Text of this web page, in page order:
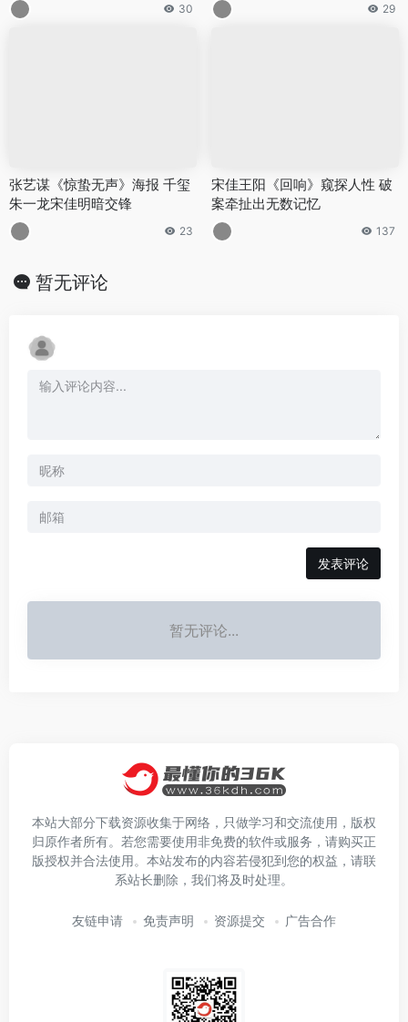
30 29
张艺谋《惊蛰无声》海报 千玺
朱一龙宋佳明暗交锋
23
宋佳王阳《回响》窥探人性 破
案牵扯出无数记忆
137
暂无评论
发表评论
暂无评论...
本站大部分下载资源收集于网络，只做学习和交流使用，版权
归原作者所有。若您需要使用非免费的软件或服务，请购买正
版授权并合法使用。本站发布的内容若侵犯到您的权益，请联
系站长删除，我们将及时处理。
友链申请 免责声明 资源提交 广告合作